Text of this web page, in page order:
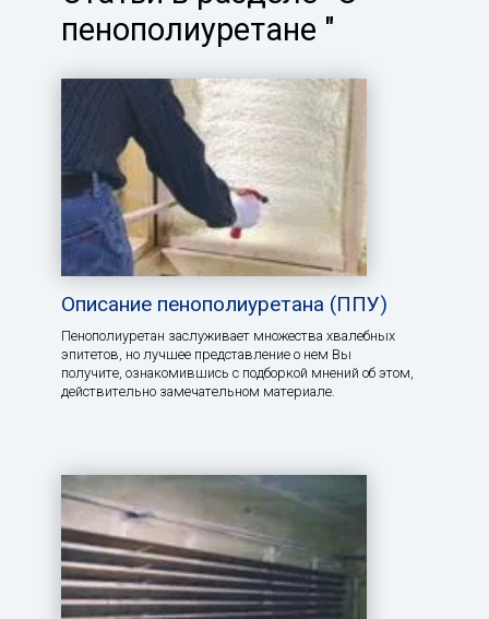
пенополиуретане "
Описание пенополиуретана (ППУ)
Пенополиуретан заслуживает множества хвалебных
эпитетов, но лучшее представление о нем Вы
получите, ознакомившись с подборкой мнений об этом,
действительно замечательном материале.